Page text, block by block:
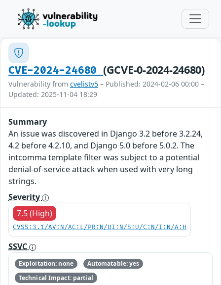
CVE-2024-24680 (GCVE-0-2024-24680)
Vulnerability from cvelistv5 – Published: 2024-02-06 00:00 –
Updated: 2025-11-04 18:29
Summary
An issue was discovered in Django 3.2 before 3.2.24,
4.2 before 4.2.10, and Django 5.0 before 5.0.2. The
intcomma template filter was subject to a potential
denial-of-service attack when used with very long
strings.
Severity
7.5 (High)
CVSS:3.1/AV:N/AC:L/PR:N/UI:N/S:U/C:N/I:N/A:H
SSVC
Exploitation: none
Automatable: yes
Technical Impact: partial